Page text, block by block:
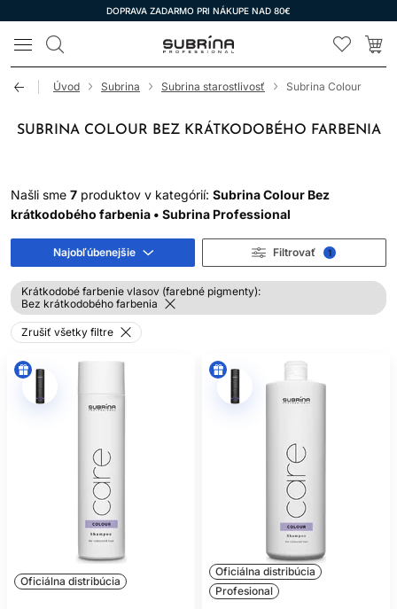
DOPRAVA ZADARMO PRI NÁKUPE NAD 80€
LOMAX
Úvod Subrina Subrina starostlivosť Subrina Colour
SUBRINA COLOUR BEZ KRÁTKODOBÉHO FARBENIA
Našli sme 7 produktov v kategórií: Subrina Colour Bez
krátkodobého farbenia • Subrina Professional
Najobľúbenejšie Filtrovať 1
Krátkodobé farbenie vlasov (farebné pigmenty):
Bez krátkodobého farbenia
Zrušiť všetky filtre
Oficiálna distribúcia
Oficiálna distribúcia
Profesional